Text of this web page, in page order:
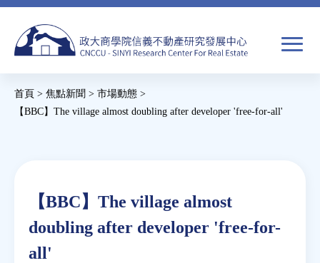
Jump
navigation
搜
搜
尋
焦點新聞
教育推廣
您
首頁 > 焦點新聞 > 市場動態 >
【BBC】The village almost doubling after developer 'free-for-all'
Back
top
【BBC】The village almost
doubling after developer 'free-for-
all'